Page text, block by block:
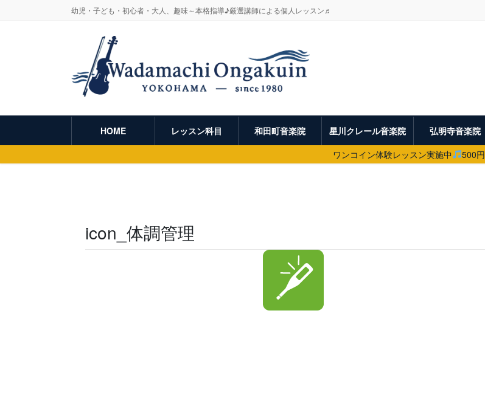
幼児・子ども・初心者・大人、趣味～本格指導♪厳選講師による個人レッスン♬
HOME レッスン科目 和田町音楽院 星川クレール音楽院 弘明寺音楽院
ワンコイン体験レッスン実施中
500円
icon_体調管理